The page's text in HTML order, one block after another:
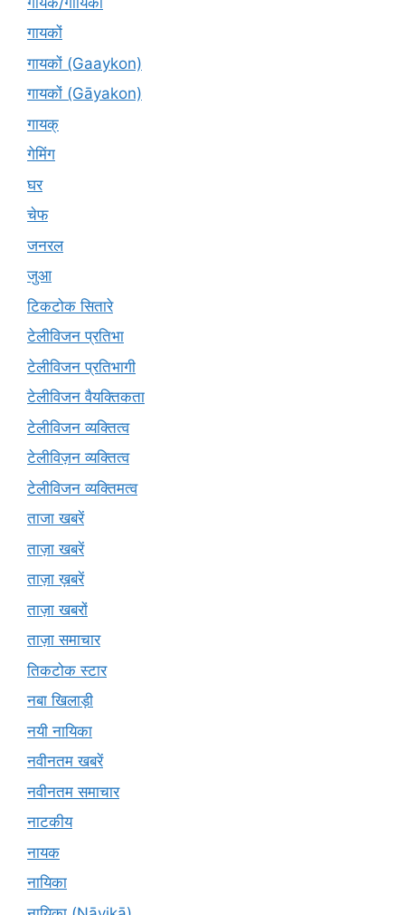
गायकों
गायकों (Gaaykon)
गायकों (Gāyakon)
गायक्
गेमिंग
घर
चेफ
जनरल
जुआ
टिकटोक सितारे
टेलीविजन प्रतिभा
टेलीविजन प्रतिभागी
टेलीविजन वैयक्तिकता
टेलीविजन व्यक्तित्व
टेलीविज़न व्यक्तित्व
टेलीविजन व्यक्तिमत्व
ताजा खबरें
ताज़ा खबरें
ताज़ा ख़बरें
ताज़ा खबरों
ताज़ा समाचार
तिकटोक स्टार
नबा खिलाड़ी
नयी नायिका
नवीनतम खबरें
नवीनतम समाचार
नाटकीय
नायक
नायिका